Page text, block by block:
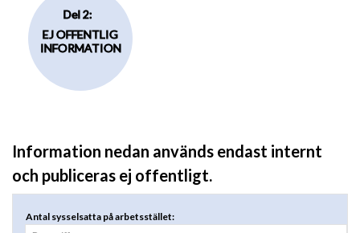
Del 2:
EJ OFFENTLIG
INFORMATION
Information nedan används endast internt
och publiceras ej offentligt.
Antal sysselsatta på arbetsstället: